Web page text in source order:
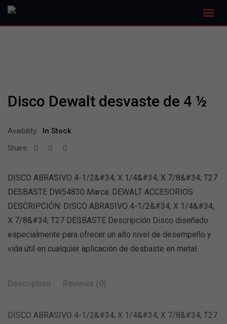
Disco Dewalt desvaste de 4 ½
Avaibility:
In Stock
Share:
DISCO ABRASIVO 4-1/2&#34; X 1/4&#34; X 7/8&#34; T27
DESBASTE DW54830 Marca: DEWALT ACCESORIOS
DESCRIPCIÓN: DISCO ABRASIVO 4-1/2&#34; X 1/4&#34;
X 7/8&#34; T27 DESBASTE Descripción Disco diseñado
especialmente para ofrecer un alto nivel de desempeño y
vida útil en cualquier aplicación de desbaste en metal.
Description Reviews (0)
DISCO ABRASIVO 4-1/2&#34; X 1/4&#34; X 7/8&#34; T27